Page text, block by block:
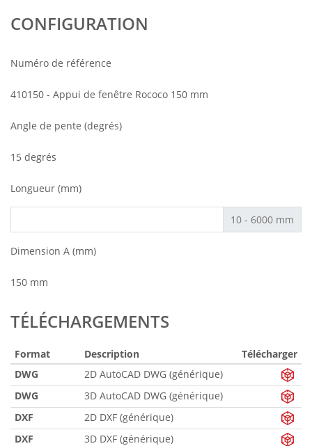
CONFIGURATION
Numéro de référence
410150 - Appui de fenêtre Rococo 150 mm
Angle de pente (degrés)
15 degrés
Longueur (mm)
10 - 6000 mm
Dimension A (mm)
150 mm
TÉLÉCHARGEMENTS
Format Description
Télécharger
DWG
2D AutoCAD DWG (générique)
DWG
3D AutoCAD DWG (générique)
DXF
2D DXF (générique)
DXF
3D DXF (générique)